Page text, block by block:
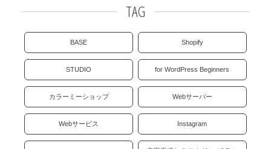
Facebookページ TAG
BASE Shopify
STUDIO for WordPress Beginners
カラーミーショップ Webサーバー
Webサービス Instagram